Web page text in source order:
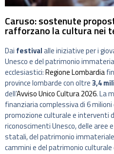
Caruso: sostenute
rafforzano la cultura nei
Dai festivalalle iniziative per i
Unesco e del patrimonio
ecclesiastici:Regione Lombardia
province lombarde con oltre3,4
dell’Avviso Unico Cultura 2026. La
finanziaria complessiva di 6
promozione culturale e interventi
riconoscimenti Unesco, delle aree
statali, del patrimonio
cammini e del patrimonio culturale